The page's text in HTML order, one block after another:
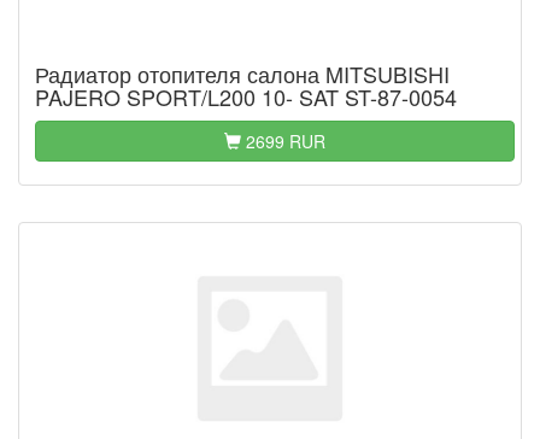
Радиатор отопителя салона MITSUBISHI
PAJERO SPORT/L200 10- SAT ST-87-0054
2699 RUR